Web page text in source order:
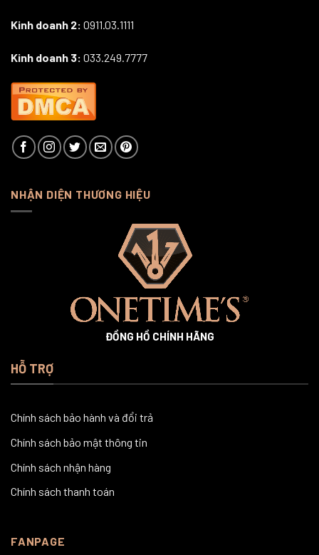
Kinh doanh 2: 0911.03.1111
Kinh doanh 3: 033.249.7777
NHẬN DIỆN THƯƠNG HIỆU
ĐỒNG HỒ CHÍNH HÃNG
HỖ TRỢ
Chính sách bảo hành và đổi trả
Chính sách bảo mật thông tin
Chính sách nhận hàng
Chính sách thanh toán
FANPAGE